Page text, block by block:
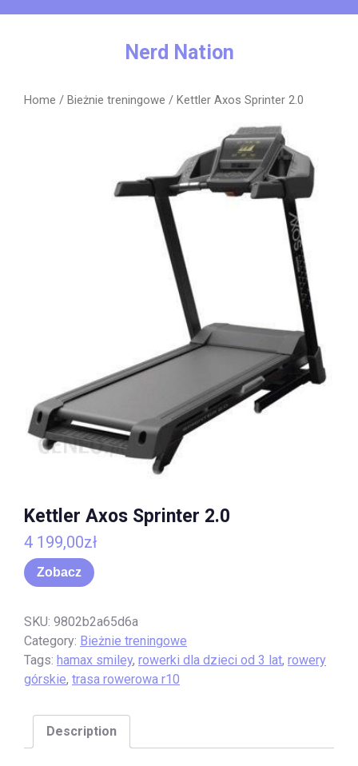
Nerd Nation
Home / Bieżnie treningowe / Kettler Axos Sprinter 2.0
Kettler Axos Sprinter 2.0
4 199,00zł
Zobacz
SKU: 9802b2a65d6a
Category: Bieżnie treningowe
Tags: hamax smiley, rowerki dla dzieci od 3 lat, rowery
górskie, trasa rowerowa r10
Description